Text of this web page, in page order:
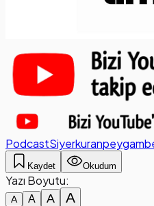
PodcastSiyerkuran
Kaydet Okudum
Yazı Boyutu:
A A A A